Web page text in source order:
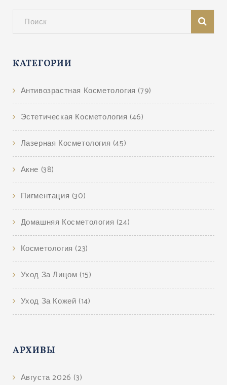
КАТЕГОРИИ
Антивозрастная Косметология (79)
Эстетическая Косметология (46)
Лазерная Косметология (45)
Акне (38)
Пигментация (30)
Домашняя Косметология (24)
Косметология (23)
Уход За Лицом (15)
Уход За Кожей (14)
АРХИВЫ
Августа 2026 (3)